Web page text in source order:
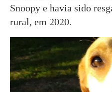
Snoopy e havia sido
rural, em 2020.